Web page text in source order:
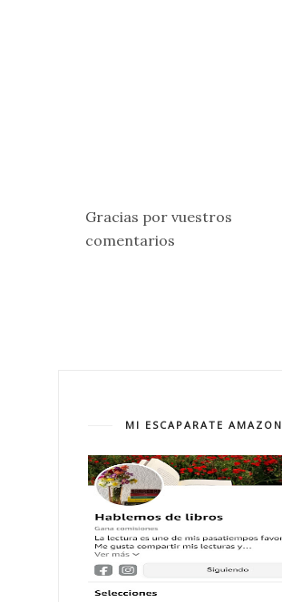
Gracias por vuestros
comentarios
MI ESCAPARATE AMAZON